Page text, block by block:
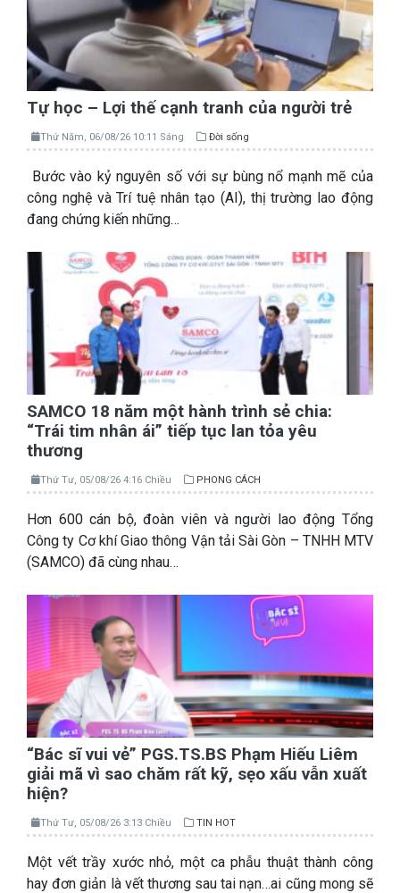
Tự học – Lợi thế cạnh tranh của người trẻ
Thứ Năm, 06/08/26 10:11 Sáng Đời sống
Bước vào kỷ nguyên số với sự bùng nổ mạnh mẽ của
công nghệ và Trí tuệ nhân tạo (AI), thị trường lao động
đang chứng kiến những…
SAMCO 18 năm một hành trình sẻ chia:
“Trái tim nhân ái” tiếp tục lan tỏa yêu
thương
Thứ Tư, 05/08/26 4:16 Chiều PHONG CÁCH
Hơn 600 cán bộ, đoàn viên và người lao động Tổng
Công ty Cơ khí Giao thông Vận tải Sài Gòn – TNHH MTV
(SAMCO) đã cùng nhau…
“Bác sĩ vui vẻ” PGS.TS.BS Phạm Hiếu Liêm
giải mã vì sao chăm rất kỹ, sẹo xấu vẫn xuất
hiện?
Thứ Tư, 05/08/26 3:13 Chiều TIN HOT
Một vết trầy xước nhỏ, một ca phẫu thuật thành công
hay đơn giản là vết thương sau tai nạn…ai cũng mong sẽ